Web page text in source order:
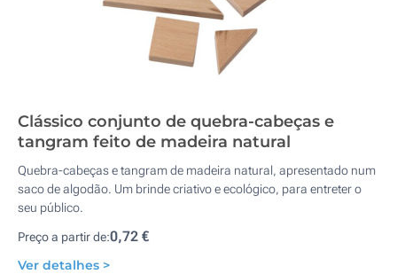
Clássico conjunto de quebra-cabeças e
tangram feito de madeira natural
Quebra-cabeças e tangram de madeira natural, apresentado num
saco de algodão. Um brinde criativo e ecológico, para entreter o
seu público.
Preço a partir de:0,72 €
Ver detalhes >